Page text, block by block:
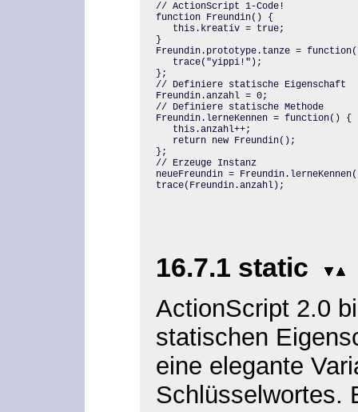
// ActionScript 1-Code!
function Freundin() {
   this.kreativ = true;
}
Freundin.prototype.tanze =
   trace("yippi!");
};
// Definiere statische Eigenschaft
Freundin.anzahl = 0;
// Definiere statische Methode
Freundin.lerneKennen = function() {
   this.anzahl++;
   return new Freundin();
};
// Erzeuge Instanz
neueFreundin =
trace(Freundin.anzahl);
16.7.1 static
ActionScript 2.0
statischen
eine elegante
Schlüsselwortes.